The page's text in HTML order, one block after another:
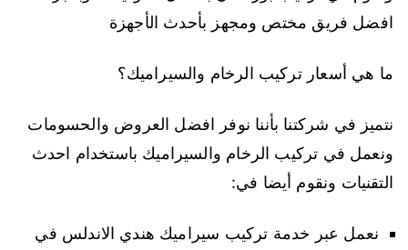
افضل فريق مختص ومجهز بأحدث الأجهزة
ما هي أسعار تركيب الرخام والسيراميك؟
نتميز في شركتنا بأننا نوفر افضل العروض والحسومات
ونعمل في تركيب الرخام والسيراميك باستخدام احدث
التقنيات ونقوم أيضا في:
نعمل عبر خدمة تركيب سيراميك هندي الاندلس في